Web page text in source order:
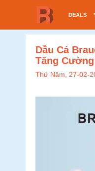
nội
DEALS
Dầu Cá
Tăng
Thứ Năm, 27-02-